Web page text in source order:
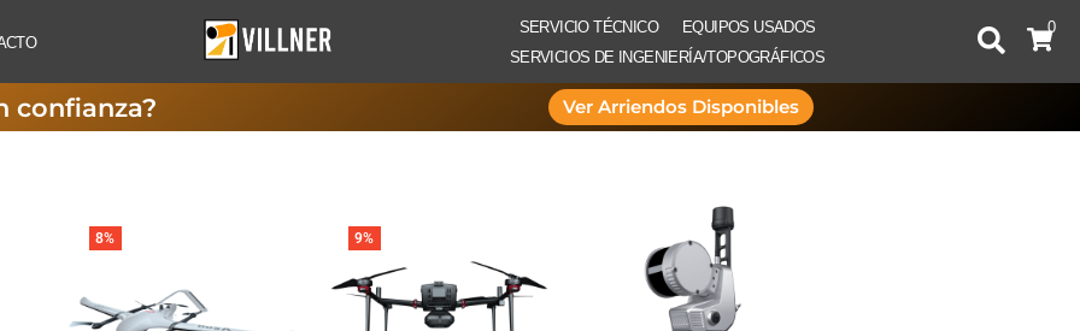
SERVICIO TÉCNICO
EQUIPOS USADOS
SERVICIOS DE INGENIERÍA/TOPOGRÁFICOS
0
confianza? Ver Arriendos Disponibles
8% 9%